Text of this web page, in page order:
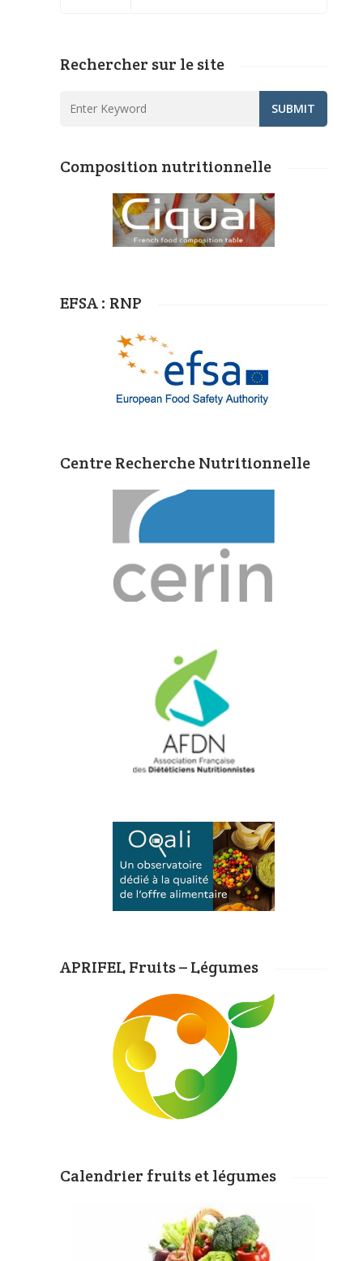
Rechercher sur le site
Composition nutritionnelle
EFSA : RNP
Centre Recherche Nutritionnelle
APRIFEL Fruits – Légumes
Calendrier fruits et légumes